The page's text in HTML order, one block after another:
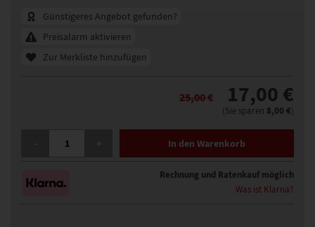
Günstigeres Angebot gefunden?
Preisalarm aktivieren
Zur Merkliste hinzufügen
25,00 € 17,00 €
(Sie sparen 8,00 €)
GFH CLEANER LOTION 250ML ZUBEHÖR MENGE
In den Warenkorb
Rechnung und Ratenkauf möglich
Was ist Klarna?